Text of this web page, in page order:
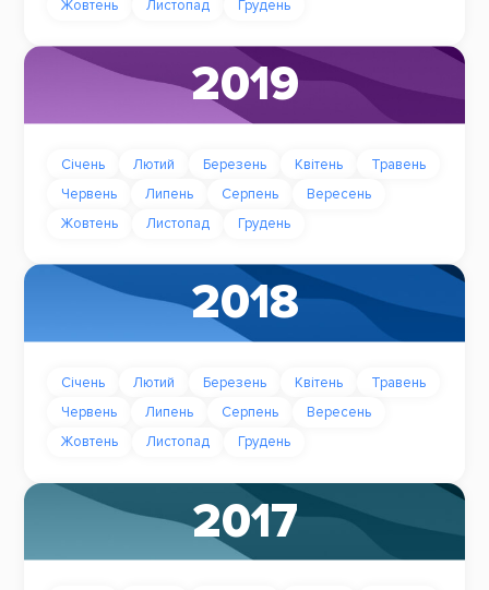
Жовтень
Листопад Грудень
2019
Січень Лютий Березень Квітень
Травень
Червень
Липень Серпень
Вересень
Жовтень
Листопад Грудень
2018
Січень Лютий Березень Квітень
Травень
Червень
Липень Серпень
Вересень
Жовтень
Листопад Грудень
2017